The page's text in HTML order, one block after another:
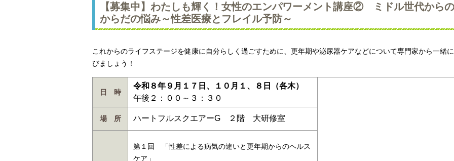
【募集中】わたしも輝く！女性のエンパワーメント講座② ミドル世代からの
からだの悩み～性差医療とフレイル予防～
これからのライフステージを健康に自分らしく過ごすために、更年期や泌尿器ケアなどについて専門家から一緒
びましょう！
日 時
令和８年９月１７日、１０月１、８日（各木）
午後２：００～３：３０
場 所 ハートフルスクエアーG ２階 大研修室
第１回 「性差による病気の違いと更年期からのヘルス
ケア」